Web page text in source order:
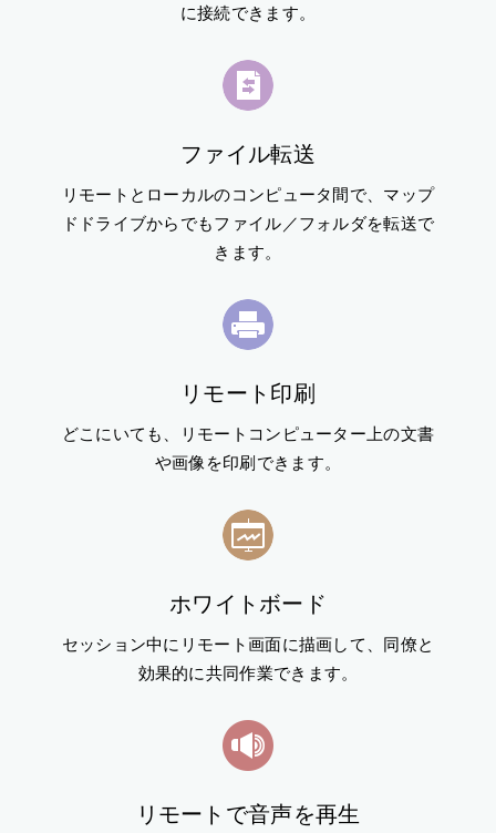
に接続できます。
ファイル転送
リモートとローカルのコンピュータ間で、マップ
ドドライブからでもファイル／フォルダを転送で
きます。
リモート印刷
どこにいても、リモートコンピューター上の文書
や画像を印刷できます。
ホワイトボード
セッション中にリモート画面に描画して、同僚と
効果的に共同作業できます。
リモートで音声を再生